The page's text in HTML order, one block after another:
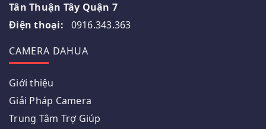
Tân Thuận Tây Quận 7
Điện thoại: 0916.343.363
CAMERA DAHUA
Giới thiệu
Giải Pháp Camera
Trung Tâm Trợ Giúp